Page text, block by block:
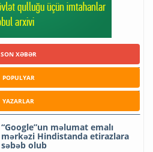
SON XƏBƏR
POPULYAR
YAZARLAR
“Google”un məlumat emalı
mərkəzi Hindistanda etirazlara
səbəb olub